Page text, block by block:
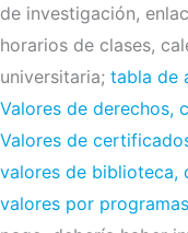
de investigación,
horarios de clases,
universitaria; tabla de
Valores de derechos,
Valores de
valores de biblioteca,
valores por